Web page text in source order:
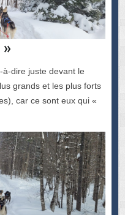
à-dire juste devant le
grands et les plus forts
car ce sont eux qui «